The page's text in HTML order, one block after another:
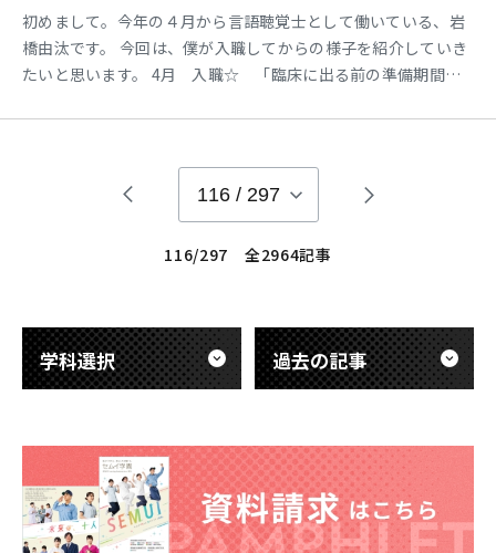
初めまして。今年の４月から言語聴覚士として働いている、岩
橋由汰です。 今回は、僕が入職してからの様子を紹介していき
たいと思います。 4月 入職☆ 「臨床に出る前の準備期間」 4
の測り方やスクリーニング検査の方法、 移乗の練習や
116 / 297
116/297 全2964記事
学科選択 過去の記事